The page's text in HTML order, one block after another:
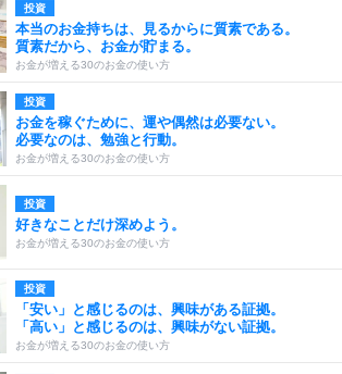
投資
本当のお金持ちは、見るからに質素である。
質素だから、お金が貯まる。
お金が増える30のお金の使い方
投資
お金を稼ぐために、運や偶然は必要ない。
必要なのは、勉強と行動。
お金が増える30のお金の使い方
投資
好きなことだけ深めよう。
お金が増える30のお金の使い方
投資
「安い」と感じるのは、興味がある証拠。
「高い」と感じるのは、興味がない証拠。
お金が増える30のお金の使い方